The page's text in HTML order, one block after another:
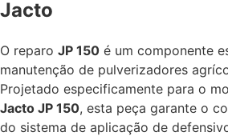
Jacto
O reparo JP 150 é um componente
manutenção de pulverizadores
Projetado especificamente para o
Jacto JP 150, esta peça garante o
do sistema de aplicação de